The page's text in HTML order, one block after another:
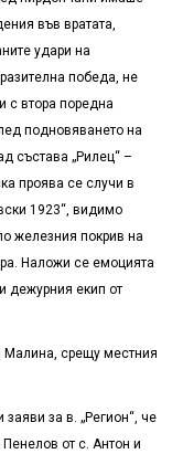
във вратата,
удари на
победа, не
с втора поредна
подновяването на
състава „Рилец“ –
проява се случи в
1923“, видимо
железния покрив на
Наложи се емоцията
дежурния екип от
Малина, срещу местния
за в. „Регион“, че
от с. Антон и